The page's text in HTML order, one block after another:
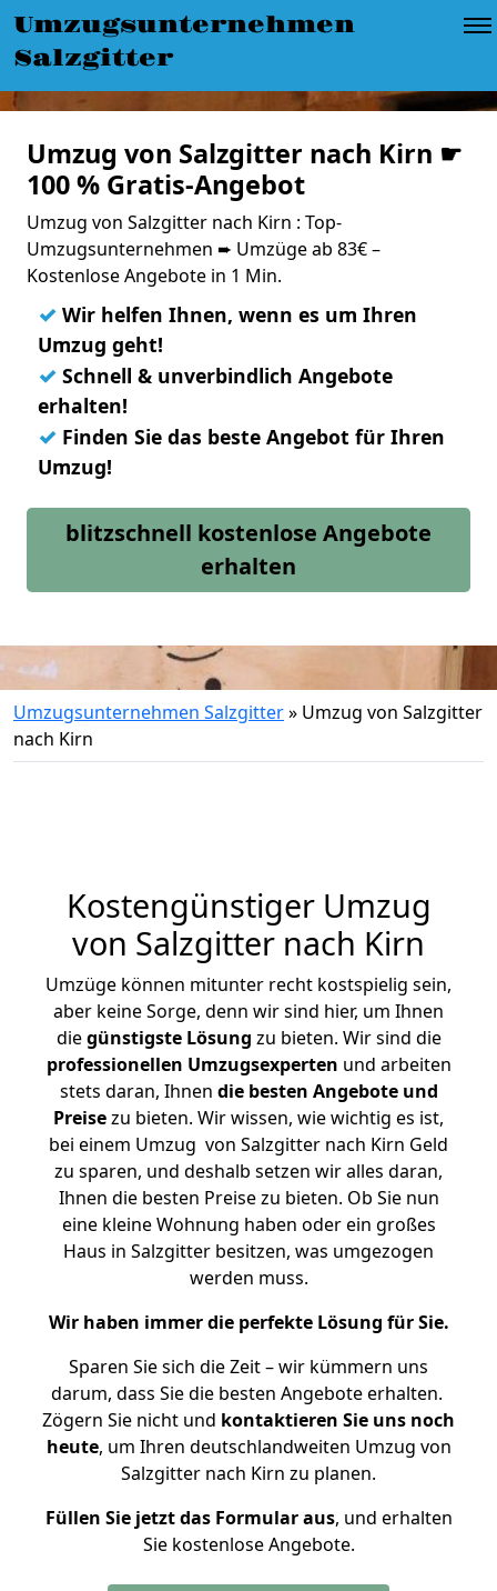
Umzugsunternehmen
Salzgitter
Umzug von Salzgitter nach Kirn ☛
100 % Gratis-Angebot
Umzug von Salzgitter nach Kirn : Top-
Umzugsunternehmen ➨ Umzüge ab 83€ –
Kostenlose Angebote in 1 Min.
✓ Wir helfen Ihnen, wenn es um Ihren
Umzug geht!
✓ Schnell & unverbindlich Angebote
erhalten!
✓ Finden Sie das beste Angebot für Ihren
Umzug!
blitzschnell kostenlose Angebote
erhalten
Umzugsunternehmen Salzgitter» Umzug von Salzgitter
nach Kirn
Kostengünstiger Umzug
von Salzgitter nach Kirn
Umzüge können mitunter recht kostspielig sein,
aber keine Sorge, denn wir sind hier, um Ihnen
diegünstigste Lösung zu bieten. Wir sind die
professionellen Umzugsexperten und arbeiten
stets daran, Ihnen die besten Angebote und
Preisezu bieten. Wir wissen, wie wichtig es ist,
bei einem Umzug von Salzgitter nach Kirn Geld
zu sparen, und deshalb setzen wir alles daran,
Ihnen die besten Preise zu bieten. Ob Sie nun
eine kleine Wohnung haben oder ein großes
Haus in Salzgitter besitzen, was umgezogen
werden muss.
Wir haben immer die perfekte Lösung für Sie.
Sparen Sie sich die Zeit – wir kümmern uns
darum, dass Sie die besten Angebote erhalten.
Zögern Sie nicht und kontaktieren Sie uns noch
heute, um Ihren deutschlandweiten Umzug von
Salzgitter nach Kirn zu planen.
Füllen Sie jetzt das Formular aus, und erhalten
Sie kostenlose Angebote.